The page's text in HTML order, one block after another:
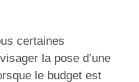
certaines
la pose d’une
le budget est